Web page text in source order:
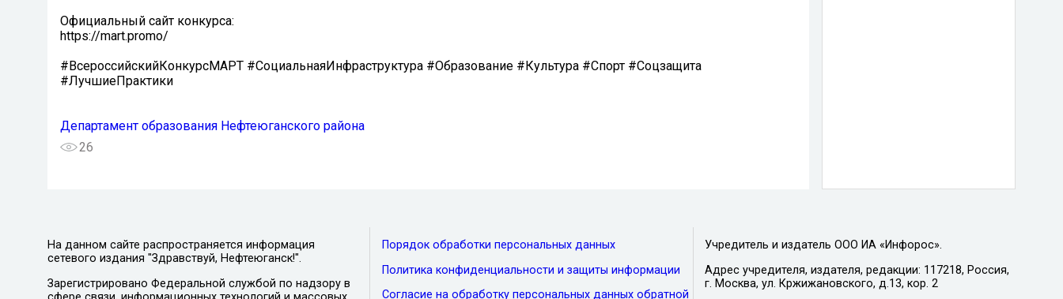
Официальный сайт конкурса:
https://mart.promo/
#ВсероссийскийКонкурсМАРТ #СоциальнаяИнфраструктура #Образование #Культура #Спорт #Соцзащита
#ЛучшиеПрактики
Департамент образования Нефтеюганского района
26
На данном сайте распространяется информация
сетевого издания "Здравствуй, Нефтеюганск!".
Зарегистрировано Федеральной службой по надзору в
Порядок обработки персональных данных
Политика конфиденциальности и защиты информации
Согласие на обработку персональных данных обратной
Учредитель и издатель ООО ИА «Инфорос».
Адрес учредителя, издателя, редакции: 117218, Россия,
г. Москва, ул. Кржижановского, д.13, кор. 2